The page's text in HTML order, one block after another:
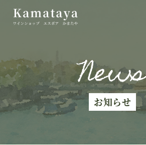
News
お知らせ